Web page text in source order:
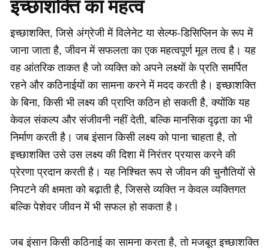
इच्छाशक्ति का महत्व
इच्छाशक्ति, जिसे अंग्रेजी में विलेनेट या सेल्फ-डिसिप्लिन के रूप में
जाना जाता है, जीवन में सफलता का एक महत्वपूर्ण मूल तत्व है। यह
वह आंतरिक ताकत है जो व्यक्ति को अपने लक्ष्यों के प्रति समर्पित
रहने और कठिनाईयों का सामना करने में मदद करती है। इच्छाशक्ति
के बिना, किसी भी लक्ष्य की प्राप्ति कठिन हो सकती है, क्योंकि यह
केवल संकल्प और संजीवनी नहीं देती, बल्कि मानसिक दृढ़ता का भी
निर्माण करती है। जब इंसान किसी लक्ष्य को पाना चाहता है, तो
इच्छाशक्ति उसे उस लक्ष्य की दिशा में निरंतर प्रयास करने की
प्रेरणा प्रदान करती है। यह निश्चित रूप से जीवन की चुनौतियों से
निपटने की क्षमता को बढ़ाती है, जिससे व्यक्ति न केवल व्यक्तिगत
बल्कि पेशेवर जीवन में भी सफल हो सकता है।
जब इंसान किसी कठिनाई का सामना करता है, तो मजबूत इच्छाशक्ति